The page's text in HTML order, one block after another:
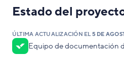
Estado del
ÚLTIMA ACTUALIZACIÓN EL 5 DE
Equipo de documentación